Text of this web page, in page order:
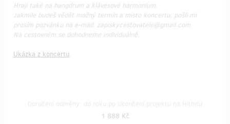
Hraji také na hangdrum a klávesové harmonium.
Jakmile budeš vědět možný termín a místo koncertu, pošli mi
prosím pozvánku na e-mail: zapiskycestovatele@gmail.com
Na cestovném se dohodneme individuálně.
Ukázka z koncertu.
1 888 Kč